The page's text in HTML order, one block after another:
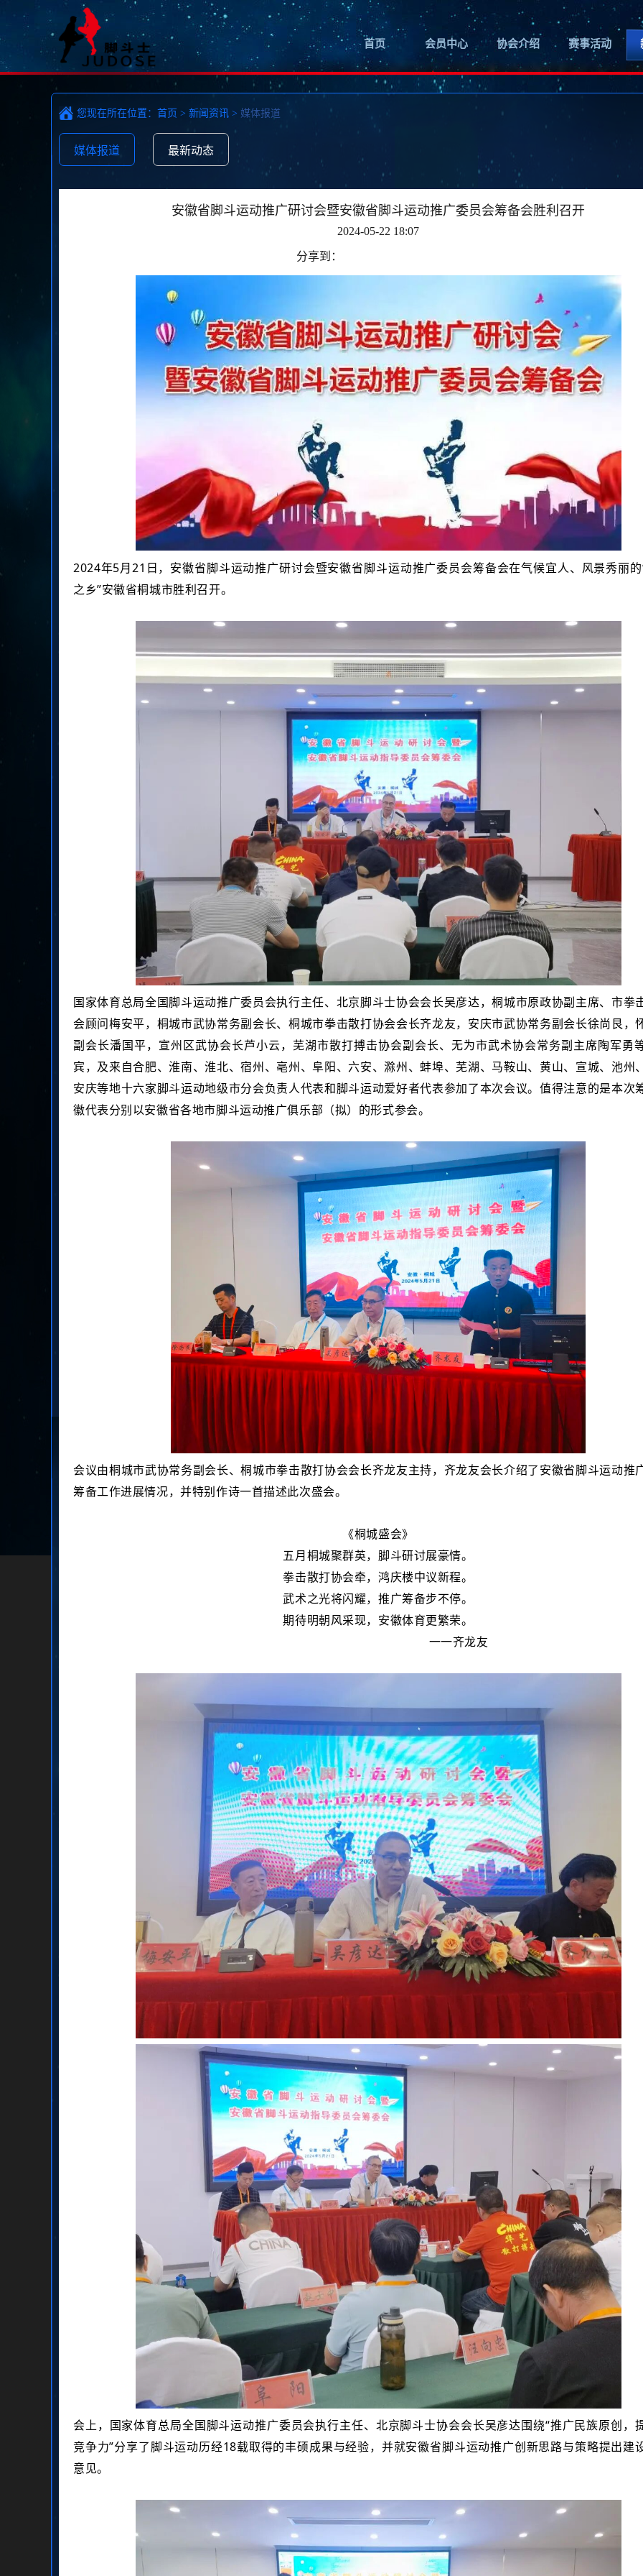
首页 会员中心 协会介绍 赛事活动
您现在所在位置： 首页 > 新闻资讯 > 媒体报道
媒体报道 最新动态
安徽省脚斗运动推广研讨会暨安徽省脚斗运动推广委员会筹备会胜利召开
2024-05-22 18:07
分享到：
2024年5月21日，安徽省脚斗运动推广研讨会暨安徽省脚斗运动推广委员会筹备会在气候宜人、风景秀丽的
之乡”安徽省桐城市胜利召开。
国家体育总局全国脚斗运动推广委员会执行主任、北京脚斗士协会会长吴彦达，桐城市原政协副主席、市拳
会顾问梅安平，桐城市武协常务副会长、桐城市拳击散打协会会长齐龙友，安庆市武协常务副会长徐尚艮，
副会长潘国平，宣州区武协会长芦小云，芜湖市散打搏击协会副会长、无为市武术协会常务副主席陶军勇
宾，及来自合肥、淮南、淮北、宿州、亳州、阜阳、六安、滁州、蚌埠、芜湖、马鞍山、黄山、宣城、池州
安庆等地十六家脚斗运动地级市分会负责人代表和脚斗运动爱好者代表参加了本次会议。值得注意的是本次
徽代表分别以安徽省各地市脚斗运动推广俱乐部（拟）的形式参会。
会议由桐城市武协常务副会长、桐城市拳击散打协会会长齐龙友主持，齐龙友会长介绍了安徽省脚斗运动推
筹备工作进展情况，并特别作诗一首描述此次盛会。
《桐城盛会》
五月桐城聚群英，脚斗研讨展豪情。
拳击散打协会牵，鸿庆楼中议新程。
武术之光将闪耀，推广筹备步不停。
期待明朝风采现，安徽体育更繁荣。
一一齐龙友
会上，国家体育总局全国脚斗运动推广委员会执行主任、北京脚斗士协会会长吴彦达围绕“推广民族原创，
竞争力”分享了脚斗运动历经18载取得的丰硕成果与经验，并就安徽省脚斗运动推广创新思路与策略提出建
意见。